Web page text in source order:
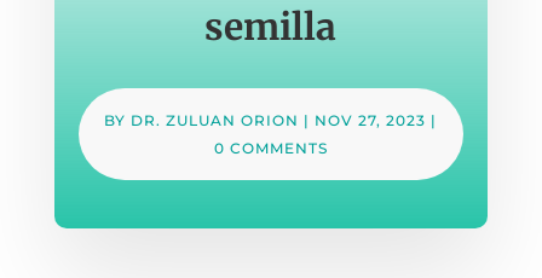
semilla
BY DR. ZULUAN ORION | NOV 27, 2023 |
0 COMMENTS